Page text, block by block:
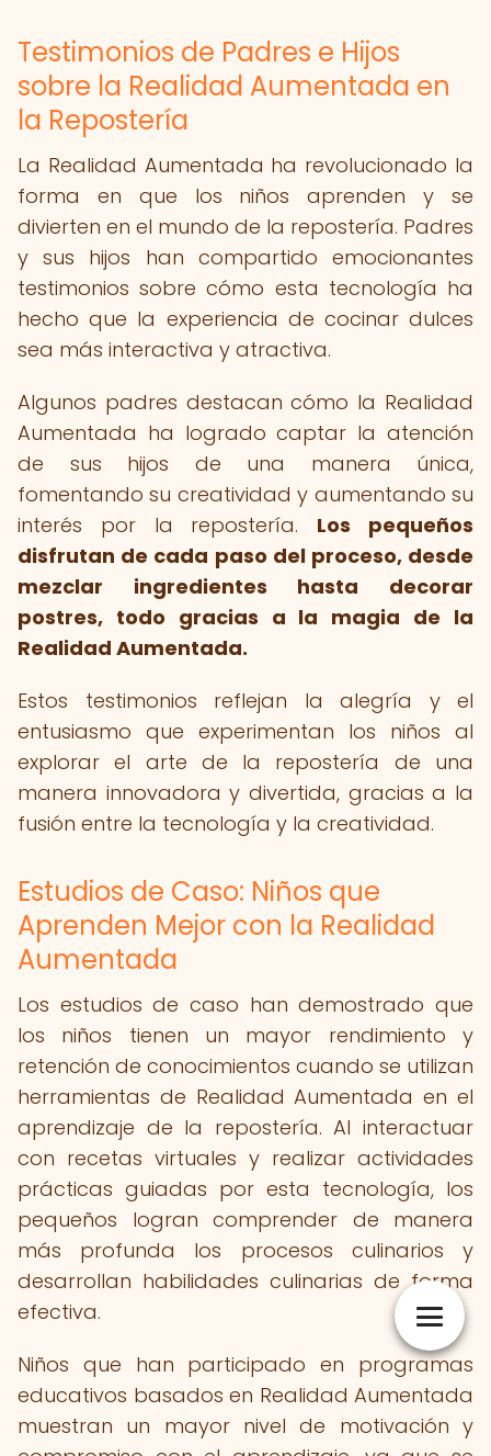
Testimonios de Padres e Hijos
sobre la Realidad Aumentada en
la Repostería
La Realidad Aumentada ha revolucionado la
forma en que los niños aprenden y se
divierten en el mundo de la repostería. Padres
y sus hijos han compartido emocionantes
testimonios sobre cómo esta tecnología ha
hecho que la experiencia de cocinar dulces
sea más interactiva y atractiva.
Algunos padres destacan cómo la Realidad
Aumentada ha logrado captar la atención
de sus hijos de una manera única,
fomentando su creatividad y aumentando su
interés por la repostería. Los pequeños
disfrutan de cada paso del proceso, desde
mezclar ingredientes hasta decorar
postres, todo gracias a la magia de la
Realidad Aumentada.
Estos testimonios reflejan la alegría y el
entusiasmo que experimentan los niños al
explorar el arte de la repostería de una
manera innovadora y divertida, gracias a la
fusión entre la tecnología y la creatividad.
Estudios de Caso: Niños que
Aprenden Mejor con la Realidad
Aumentada
Los estudios de caso han demostrado que
los niños tienen un mayor rendimiento y
retención de conocimientos cuando se utilizan
herramientas de Realidad Aumentada en el
aprendizaje de la repostería. Al interactuar
con recetas virtuales y realizar actividades
prácticas guiadas por esta tecnología, los
pequeños logran comprender de manera
más profunda los procesos culinarios y
desarrollan habilidades culinarias de forma
efectiva.
Niños que han participado en programas
educativos basados en Realidad Aumentada
muestran un mayor nivel de motivación y